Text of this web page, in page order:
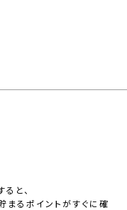
と、
まるポイントがすぐに確